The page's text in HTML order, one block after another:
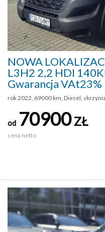
NOWA
L3H2 2,2 HDI
Gwarancja VAt23%
rok 2022, 69000 km, Diesel,
od 70900ZŁ
cena netto